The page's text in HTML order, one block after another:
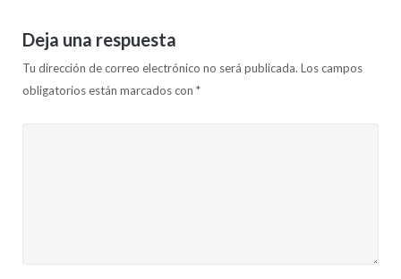
Deja una respuesta
Tu dirección de correo electrónico no será publicada. Los campos
obligatorios están marcados con *